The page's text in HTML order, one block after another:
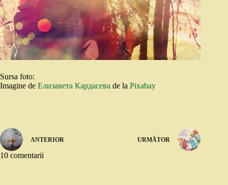
Sursa foto:
Imagine de Елизавета Кардасева de la Pixabay
ANTERIOR URMĂTOR
10 comentarii